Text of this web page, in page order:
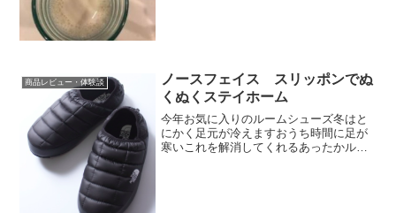
商品レビュー・体験談
ノースフェイス スリッポンでぬ
くぬくステイホーム
今年お気に入りのルームシューズ冬はと
にかく足元が冷えますおうち時間に足が
寒いこれを解消してくれるあったかルー